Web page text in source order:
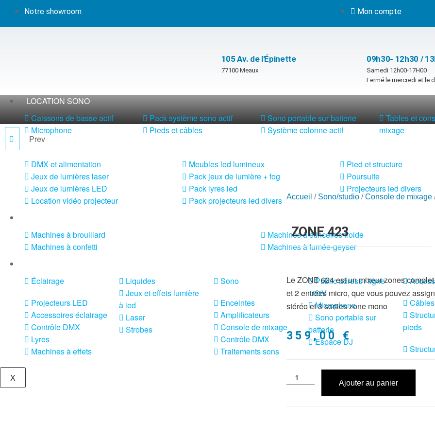
Notre showroom Mon compte
105 Av. de l'Épinette
77100 Meaux
09h30- 12h30 /
Samedi 12h00-17H00
Fermé le mercredi et le
LOCATION SONO
Caissons de basse actif
Microphone
Pack système sono actif
Pieds et câbles
Sono portable sur batterie
Système colonne actif
Tables et
mixage
DMX et alimentation
Jeux de lumières laser
Jeux de lumières LED
Location vidéo projecteur
Meubles led lumineux
Pack jeux de lumière + fog
Pack lyres led
Pack projecteurs led divers
Pied et structure
Poursuite
Projecteurs led divers
Machines à brouillard
Machines à confetti
Machines à étincelles froide
Machines à fumée-geyser
Éclairage
Projecteurs LED
Accessoires éclairage
Contrôle DMX
Lyres
Machines à effets
Liquides
Jeux et effets lumière
à led
Laser
Strobes
Sono
Enceintes
Amplificateurs
Console de mixage
Contrôle DMX
Traitements sons
Public adress / ligne
100V
Microphone
Sono portable sur
batterie
Espace DJ
pieds
X
Prev
Accueil / Sono/studio /Console de mixage
ZONE 423
Le ZONE 624 est un mixeur zones
et 2 entrées micro, que vous pouvez
stéréo et 3 sorties zone mono
359,00 €
Ajouter au panier